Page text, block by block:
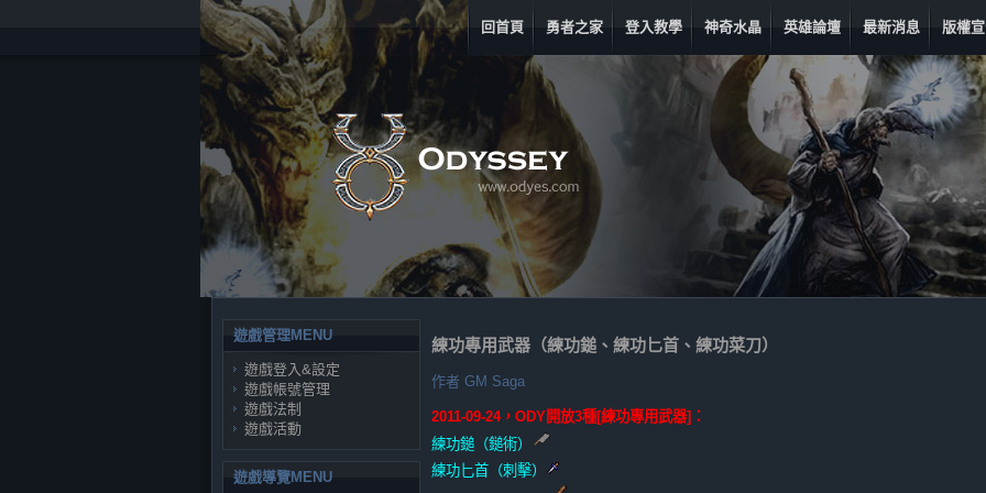
回首頁 勇者之家 登入教學 神奇水晶 英雄論壇 最新消息 版權
遊戲管理MENU
遊戲登入&設定
遊戲帳號管理
遊戲法制
遊戲活動
遊戲導覽MENU
練功專用武器（練功鎚、練功匕首、練功菜刀）
作者 GM Saga
2011-09-24，ODY開放3種[練功專用武器]：
練功鎚（鎚術）
練功匕首（刺擊）